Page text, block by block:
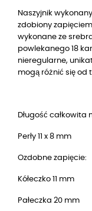
Naszyjnik
zdobiony
wykonane ze
powlekanego 18
nieregularne,
mogą różnić się od
Długość całkowita
Perły 11 x 8 mm
Ozdobne zapięcie:
Kółeczko 11 mm
Pałeczka 20 mm